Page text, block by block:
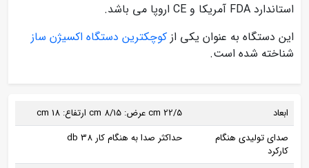
استاندارد FDA آمریکا و CE اروپا می باشد.
این دستگاه به عنوان یکی از کوچکترین دستگاه اکسیژن ساز
شناخته شده است.
ابعاد
22/5 cm عرض: 8/15 cm ارتفاع: 18 cm
صدای تولیدی هنگام
کارکرد
حداکثر صدا به هنگام کار 38 db